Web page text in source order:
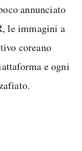
annunciato
le immagini a
coreano
e ogni